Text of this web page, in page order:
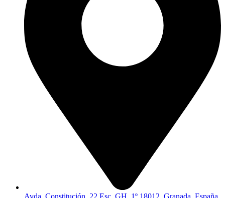
Avda. Constitución, 22 Esc. GH, 1º 18012, Granada, España